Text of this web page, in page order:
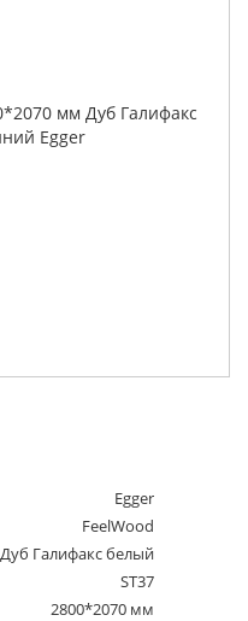
Egger
FeelWood
Дуб Галифакс белый
ST37
2800*2070 мм